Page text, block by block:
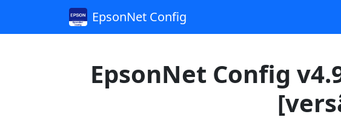
EpsonNet Config
EpsonNet Config